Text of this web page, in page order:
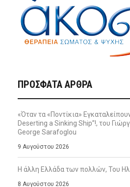
ΠΡΌΣΦΑΤΑ ΆΡΘΡΑ
«Όταν τα «Ποντίκια»
Deserting a Sinking Ship”!, του
George Sarafoglou
9 Αυγούστου 2026
Η άλλη Ελλάδα των πολλών, Του
8 Αυγούστου 2026